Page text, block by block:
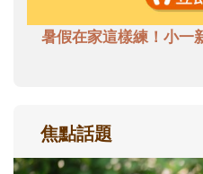
暑假在家這樣練！小一
焦點話題